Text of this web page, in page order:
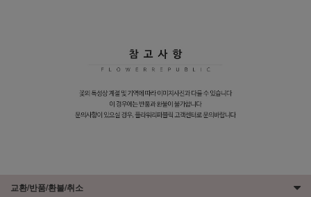
교환/반품/환불/취소